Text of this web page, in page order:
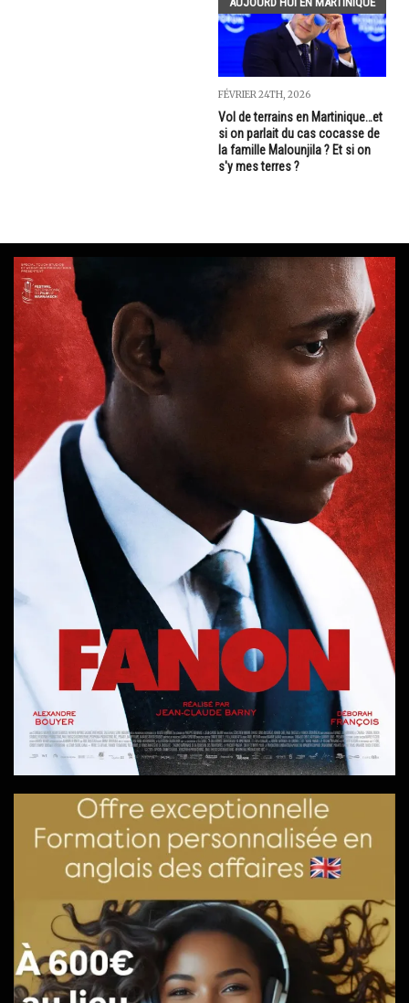
FÉVRIER 24TH, 2026
Vol de terrains en Martinique…et
si on parlait du cas cocasse de
la famille Malounjila ? Et si on
s'y mes terres ?